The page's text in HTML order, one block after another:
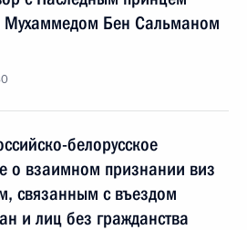
Мухаммедом Бен Сальманом
белорусское
о взаимном признании виз
связанным с въездом
и лиц без гражданства